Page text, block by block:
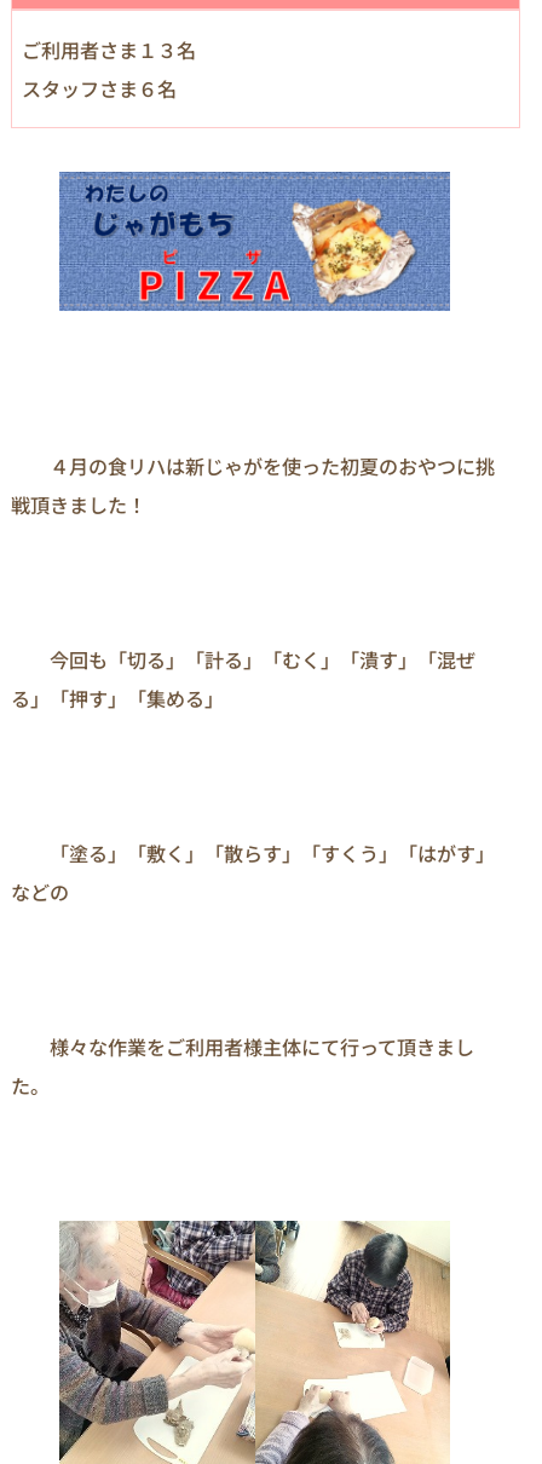
ご利用者さま１３名
スタッフさま６名
４月の食リハは新じゃがを使った初夏のおやつに挑
戦頂きました！
今回も「切る」「計る」「むく」「潰す」「混ぜ
る」「押す」「集める」
「塗る」「敷く」「散らす」「すくう」「はがす」
などの
様々な作業をご利用者様主体にて行って頂きまし
た。